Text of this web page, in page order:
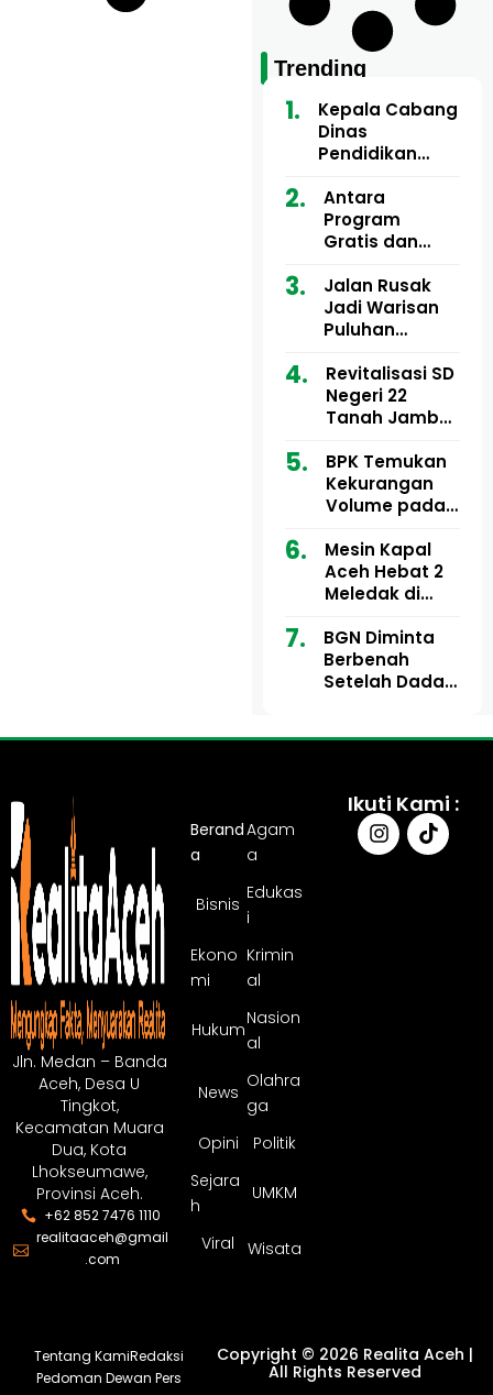
Trending
Kepala Cabang
Dinas
Pendidikan
Utara Buka
Pelatihan Deep
Learning serta
Artifisial bagi
Guru
Matematika
Antara
Program
Gratis dan
Motor Imum
Gampong, Uji
Nyali APH
Bermain di
Balik Rp250
Ribu
Jalan Rusak
Jadi Warisan
Puluhan
dan Tgk
Muharuddin
Kini Didesak
Revitalisasi SD
Negeri 22
Tanah Jambo
Miliar Tuai
Sorotan, Publik
Pertanyakan
Anggaran
BPK Temukan
Kekurangan
Volume pada
Aceh Utara
Tahun 2024,
Pengembalian
Sepenuhnya
Tuntas
Mesin Kapal
Aceh Hebat 2
Meledak di
Ulee Lheue, 14
Orang Derita
Luka Bakar
BGN Diminta
Berbenah
Setelah Dadan
Jln. Medan – Banda
Aceh, Desa U
Tingkot,
Kecamatan Muara
Dua, Kota
Lhokseumawe,
Provinsi Aceh.
+62 852 7476 1110
realitaaceh@gmail
.com
Berand
a
Agam
a
Bisnis
Edukas
i
Ekono
mi
Krimin
al
Hukum
Nasion
al
News
Olahra
ga
Opini
Politik
Sejara
h
UMKM
Viral Wisata
Ikuti Kami :
Tentang KamiRedaksi
Pedoman Dewan Pers
Copyright © 2026 Realita Aceh |
All Rights Reserved